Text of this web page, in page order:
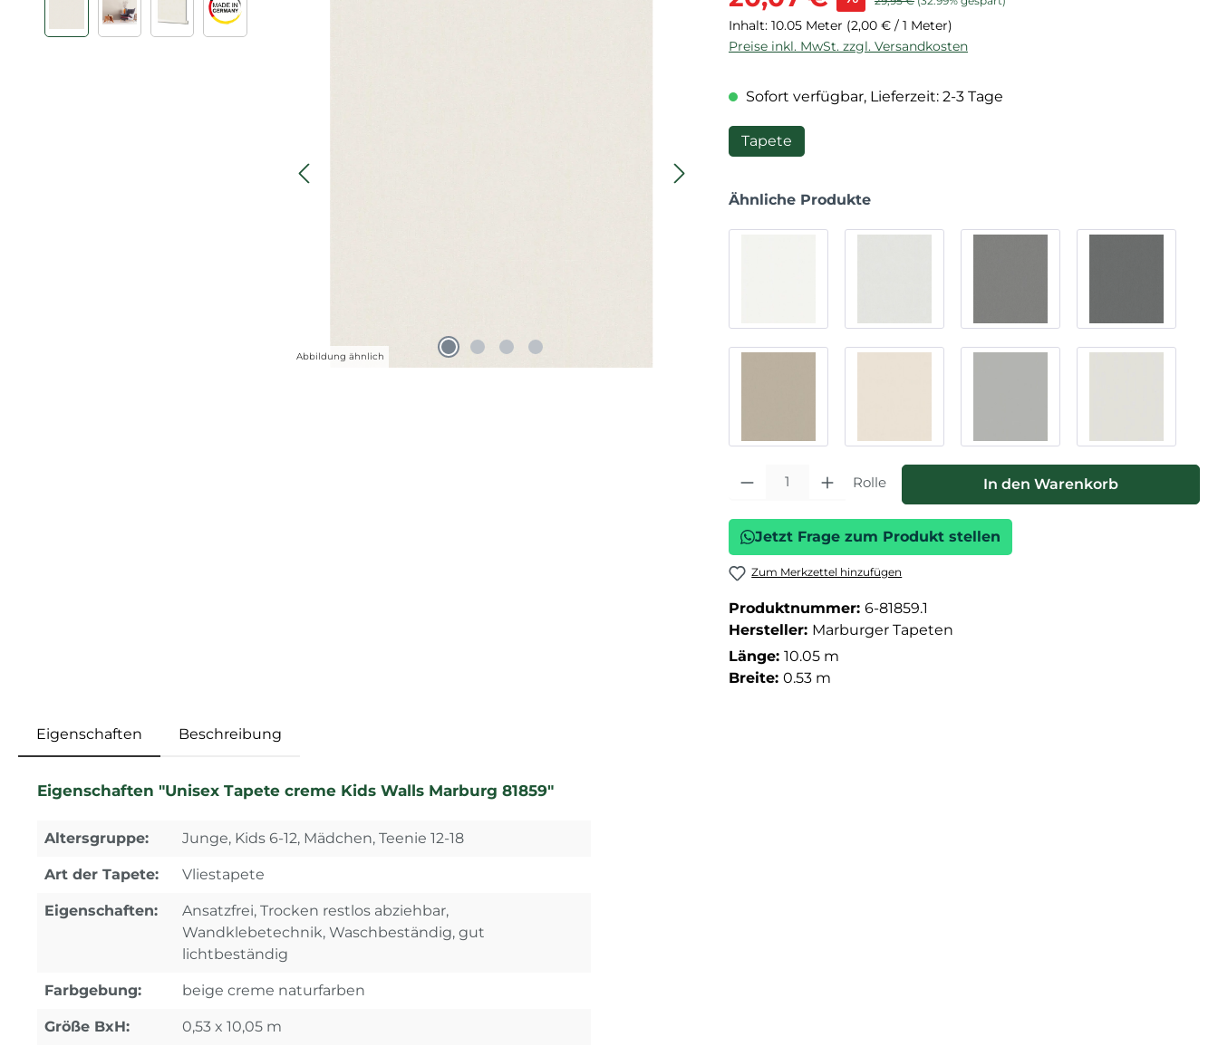
Abbildung ähnlich
Inhalt: 10.05 Meter (2,00 € / 1 Meter)
Preise inkl. MwSt. zzgl. Versandkosten
Sofort verfügbar, Lieferzeit: 2-3 Tage
Tapete
Ähnliche Produkte
Produkt Anzahl: Gib den gewünschten Wert ein oder benutze die
Rolle In den Warenkorb
Jetzt Frage zum Produkt stellen
Zum Merkzettel hinzufügen
Produktnummer: 6-81859.1
Hersteller: Marburger Tapeten
Länge: 10.05 m
Breite: 0.53 m
Eigenschaften Beschreibung
Eigenschaften "Unisex Tapete creme Kids Walls Marburg 81859"
Altersgruppe: Junge, Kids 6-12, Mädchen, Teenie 12-18
Art der Tapete: Vliestapete
Eigenschaften:
Ansatzfrei, Trocken restlos abziehbar,
Wandklebetechnik, Waschbeständig, gut
lichtbeständig
Farbgebung: beige creme naturfarben
Größe BxH: 0,53 x 10,05 m